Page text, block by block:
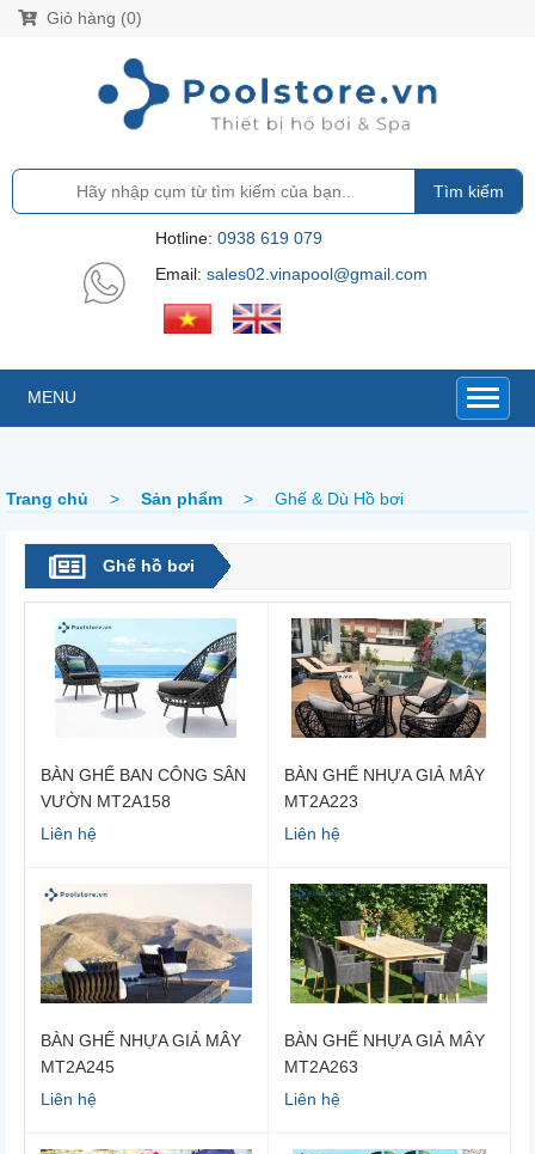
Giỏ hàng (0)
Tìm kiếm
Hotline: 0938 619 079
Email: sales02.vinapool@gmail.com
MENU
Trang chủ > Sản phẩm > Ghế & Dù Hồ bơi
Ghế hồ bơi
BÀN GHẾ BAN CÔNG SÂN
VƯỜN MT2A158
Liên hệ
BÀN GHẾ NHỰA GIẢ MÂY
MT2A223
Liên hệ
BÀN GHẾ NHỰA GIẢ MÂY
MT2A245
Liên hệ
BÀN GHẾ NHỰA GIẢ MÂY
MT2A263
Liên hệ